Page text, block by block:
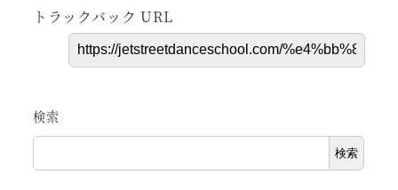
トラックバック URL
検索
検索